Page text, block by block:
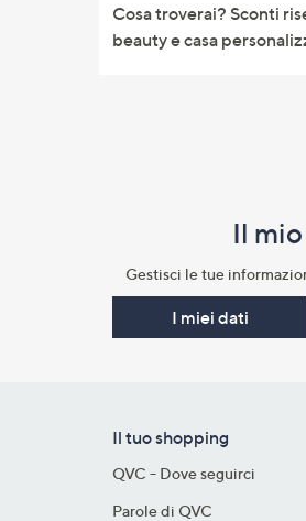
informazioni
Cosa troverai? Sconti
beauty e casa
Il
Gestisci le tue
I miei dati
Il tuo shopping
QVC - Dove seguirci
Parole di QVC